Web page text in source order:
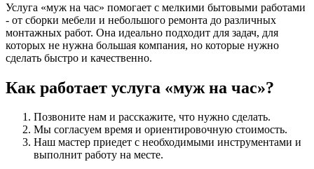
Услуга «муж на час» помогает с мелкими бытовыми работами
- от сборки мебели и небольшого ремонта до различных
монтажных работ. Она идеально подходит для задач, для
которых не нужна большая компания, но которые нужно
сделать быстро и качественно.
Как работает услуга «муж на час»?
Позвоните нам и расскажите, что нужно сделать.
Мы согласуем время и ориентировочную стоимость.
Наш мастер приедет с необходимыми инструментами и
выполнит работу на месте.